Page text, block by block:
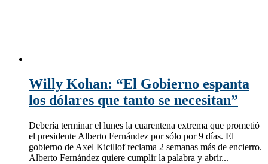
Willy Kohan: “El Gobierno espanta
los dólares que tanto se necesitan”
Debería terminar el lunes la cuarentena extrema que prometió
el presidente Alberto Fernández por sólo por 9 días. El
gobierno de Axel Kicillof reclama 2 semanas más de encierro.
Alberto Fernández quiere cumplir la palabra y abrir...